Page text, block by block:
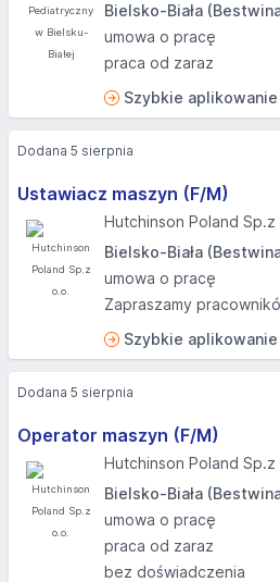
Bielsko-Biała
umowa o pracę
praca od zaraz
Szybkie aplikowanie
Ustawiacz maszyn (F/M)
Hutchinson Poland Sp.z
Bielsko-Biała
umowa o pracę
Zapraszamy
Szybkie aplikowanie
Dodana 5 sierpnia
Operator maszyn (F/M)
Hutchinson Poland Sp.z
Bielsko-Biała
umowa o pracę
praca od zaraz
bez doświadczenia
Dodana 5 sierpnia